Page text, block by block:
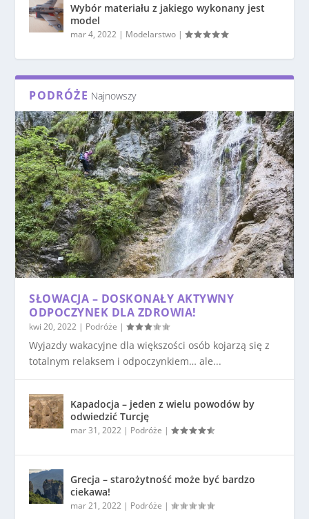
Wybór materiału z jakiego wykonany jest
model
mar 4, 2022 | Modelarstwo |
PODRÓŻE Najnowszy
SŁOWACJA – DOSKONAŁY AKTYWNY
ODPOCZYNEK DLA ZDROWIA!
kwi 20, 2022 | Podróże |
Wyjazdy wakacyjne dla większości osób kojarzą się z
totalnym relaksem i odpoczynkiem… ale...
Kapadocja – jeden z wielu powodów by
odwiedzić Turcję
mar 31, 2022 | Podróże |
Grecja – starożytność może być bardzo
ciekawa!
mar 21, 2022 | Podróże |